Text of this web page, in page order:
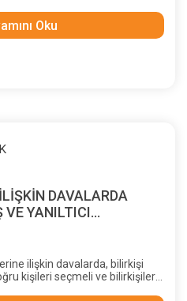
görevsiz olduğunu,
aşamada ileri sürebilirler.
Oku
DAVALARDA
VE YANILTICI
ilişkin davalarda, bilirkişi
kişileri seçmeli ve bilirkişilere